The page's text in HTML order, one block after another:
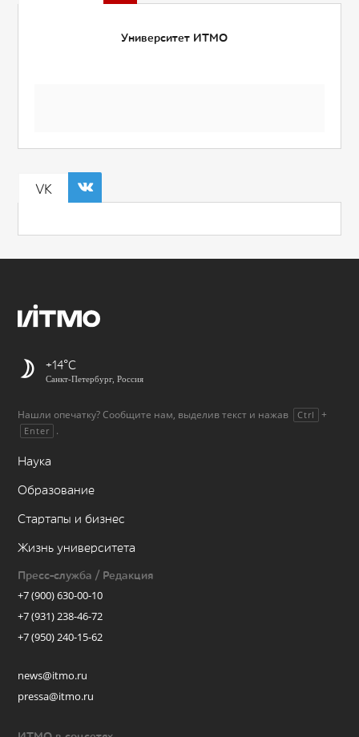
Университет ИТМО
VK
+14
Санкт-Петербург, Россия
Нашли опечатку? Сообщите нам, выделив текст и нажав Ctrl +
Enter .
Наука
Образование
Стартапы и бизнес
Жизнь университета
Пресс-служба / Редакция
+7 (900) 630-00-10
+7 (931) 238-46-72
+7 (950) 240-15-62
news@itmo.ru
pressa@itmo.ru